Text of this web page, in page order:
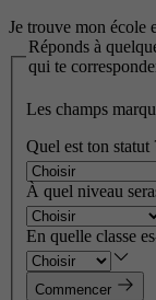
Je trouve mon école
Réponds à
qui te
Les champs
Quel est ton statut
À quel niveau
En quelle classe
Commencer